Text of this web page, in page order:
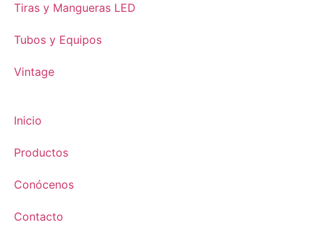
Tiras y Mangueras LED
Tubos y Equipos
Vintage
Inicio
Productos
Conócenos
Contacto